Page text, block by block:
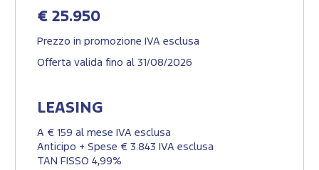
€ 25.950
Prezzo in promozione IVA esclusa
Offerta valida fino al 31/08/2026
LEASING
A € 159 al mese IVA esclusa
Anticipo + Spese € 3.843 IVA esclusa
TAN FISSO 4,99%